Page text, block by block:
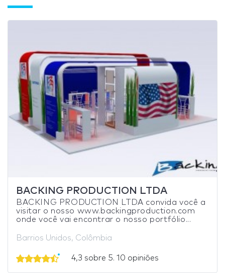
BACKING PRODUCTION LTDA
BACKING PRODUCTION LTDA convida você a
visitar o nosso www.backingproduction.com
onde você vai encontrar o nosso portfólio...
Barrios Unidos, Colômbia
4,3 sobre 5. 10 opiniões